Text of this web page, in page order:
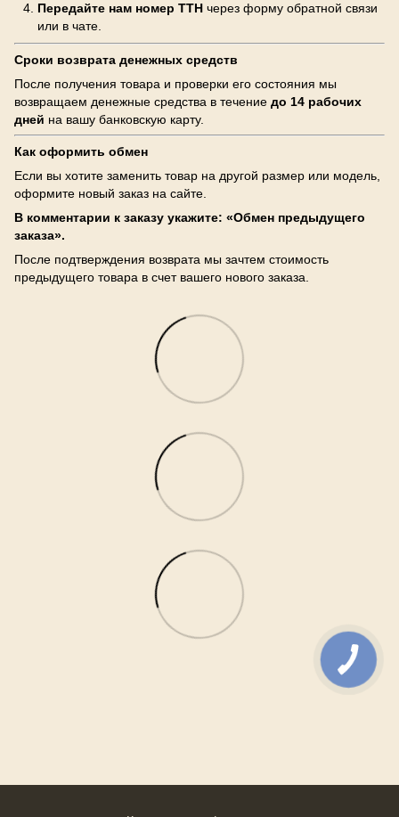
Передайте нам номер ТТН через форму обратной связи
или в чате.
Сроки возврата денежных средств
После получения товара и проверки его состояния мы
возвращаем денежные средства в течение до 14 рабочих
дней на вашу банковскую карту.
Как оформить обмен
Если вы хотите заменить товар на другой размер или модель,
оформите новый заказ на сайте.
В комментарии к заказу укажите: «Обмен предыдущего
заказа».
После подтверждения возврата мы зачтем стоимость
предыдущего товара в счет вашего нового заказа.